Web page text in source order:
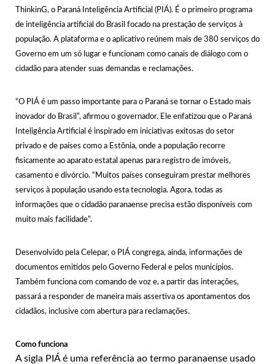
ThinkinG, o Paraná Inteligência Artificial (PIÁ). É o primeiro programa
de inteligência artificial do Brasil focado na prestação de serviços à
população. A plataforma e o aplicativo reúnem mais de 380 serviços do
Governo em um só lugar e funcionam como canais de diálogo com o
cidadão para atender suas demandas e reclamações.
“O PIÁ é um passo importante para o Paraná se tornar o Estado mais
inovador do Brasil”, afirmou o governador. Ele enfatizou que o Paraná
Inteligência Artificial é inspirado em iniciativas exitosas do setor
privado e de países como a Estônia, onde a população recorre
fisicamente ao aparato estatal apenas para registro de imóveis,
casamento e divórcio. “Muitos países conseguiram prestar melhores
serviços à população usando esta tecnologia. Agora, todas as
informações que o cidadão paranaense precisa estão disponíveis com
muito mais facilidade”.
Desenvolvido pela Celepar, o PIÁ congrega, ainda, informações de
documentos emitidos pelo Governo Federal e pelos municípios.
Também funciona com comando de voz e, a partir das interações,
passará a responder de maneira mais assertiva os apontamentos dos
cidadãos, inclusive com abertura para reclamações.
Como funciona
A sigla PIÁ é uma referência ao termo paranaense usado